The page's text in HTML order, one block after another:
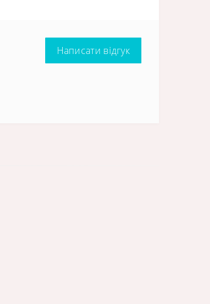
Написати відгук